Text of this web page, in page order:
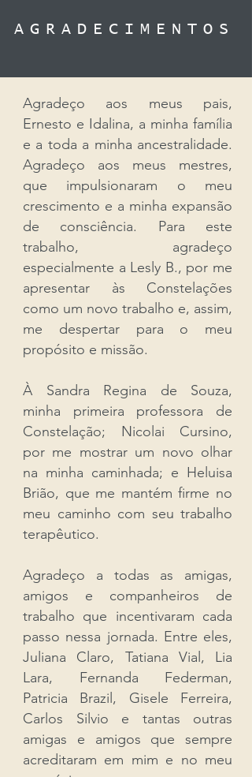
AGRADECIMENTOS
Agradeço aos meus pais,
Ernesto e Idalina, a minha família
e a toda a minha ancestralidade.
Agradeço aos meus mestres,
que impulsionaram o meu
crescimento e a minha expansão
de consciência. Para este
trabalho, agradeço
especialmente a Lesly B., por me
apresentar às Constelações
como um novo trabalho e, assim,
me despertar para o meu
propósito e missão.
À Sandra Regina de Souza,
minha primeira professora de
Constelação; Nicolai Cursino,
por me mostrar um novo olhar
na minha caminhada; e Heluisa
Brião, que me mantém firme no
meu caminho com seu trabalho
terapêutico.
Agradeço a todas as amigas,
amigos e companheiros de
trabalho que incentivaram cada
passo nessa jornada. Entre eles,
Juliana Claro, Tatiana Vial, Lia
Lara, Fernanda Federman,
Patricia Brazil, Gisele Ferreira,
Carlos Silvio e tantas outras
amigas e amigos que sempre
acreditaram em mim e no meu